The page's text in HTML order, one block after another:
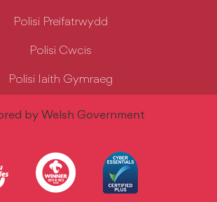
Polisi Preifatrwydd
Polisi Cwcis
Polisi Iaith Gymraeg